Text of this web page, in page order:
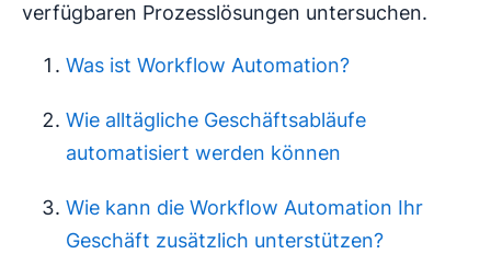
verfügbaren Prozesslösungen untersuchen.
Was ist Workflow Automation?
Wie alltägliche Geschäftsabläufe
automatisiert werden können
Wie kann die Workflow Automation Ihr
Geschäft zusätzlich unterstützen?